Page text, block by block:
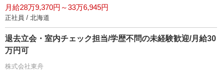
月給28万9,370円～33万6,945円
正社員 / 北海道
退去立会・室内チェック担当/学歴不問の未経験歓迎/月給30
万円可
株式会社東舟